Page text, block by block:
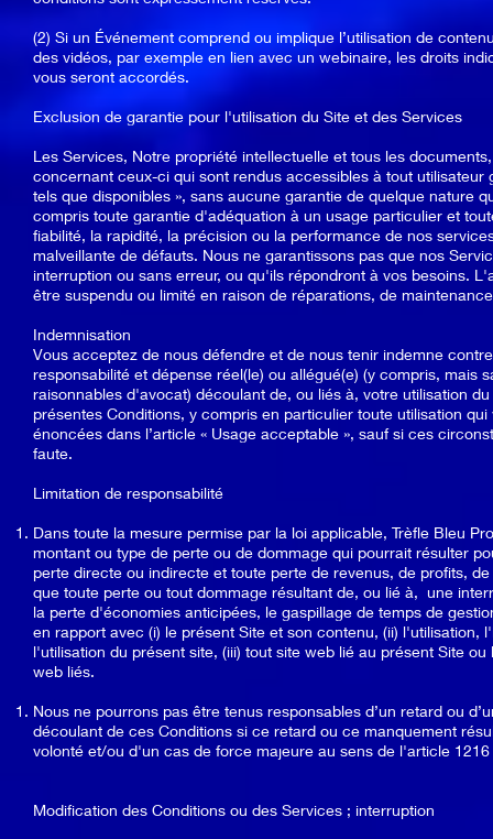
(2) Si un Événement comprend ou implique l’utilisation de
des vidéos, par exemple en lien avec un webinaire, les droits
vous seront accordés.
Exclusion de garantie pour l'utilisation du Site et des Services
Les Services, Notre propriété intellectuelle et tous les
concernant ceux-ci qui sont rendus accessibles à tout utilisateur
tels que disponibles », sans aucune garantie de quelque nature
compris toute garantie d'adéquation à un usage particulier et
fiabilité, la rapidité, la précision ou la performance de nos
malveillante de défauts. Nous ne garantissons pas que nos
interruption ou sans erreur, ou qu'ils répondront à vos besoins.
être suspendu ou limité en raison de réparations, de
Indemnisation
Vous acceptez de nous défendre et de nous tenir indemne
responsabilité et dépense réel(le) ou allégué(e) (y compris, mais
raisonnables d'avocat) découlant de, ou liés à, votre utilisation
présentes Conditions, y compris en particulier toute utilisation
énoncées dans l’article « Usage acceptable », sauf si ces
faute.
Limitation de responsabilité
Dans toute la mesure permise par la loi applicable, Trèfle Bleu
montant ou type de perte ou de dommage qui pourrait résulter
perte directe ou indirecte et toute perte de revenus, de profits,
que toute perte ou tout dommage résultant de, ou lié à, une
la perte d'économies anticipées, le gaspillage de temps de
en rapport avec (i) le présent Site et son contenu, (ii) l'utilisation,
l'utilisation du présent site, (iii) tout site web lié au présent Site
web liés.
Nous ne pourrons pas être tenus responsables d’un retard ou
découlant de ces Conditions si ce retard ou ce manquement
volonté et/ou d'un cas de force majeure au sens de l'article
Modification des Conditions ou des Services ; interruption